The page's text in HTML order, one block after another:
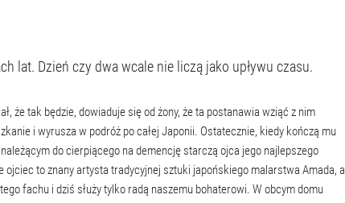
lat. Dzień czy dwa wcale nie liczą jako upływu czasu.
że tak będzie, dowiaduje się od żony, że ta postanawia wziąć z nim
i wyrusza w podróż po całej Japonii. Ostatecznie, kiedy kończą mu
do cierpiącego na demencję starczą ojca jego najlepszego
to znany artysta tradycyjnej sztuki japońskiego malarstwa Amada, a
fachu i dziś służy tylko radą naszemu bohaterowi. W obcym domu